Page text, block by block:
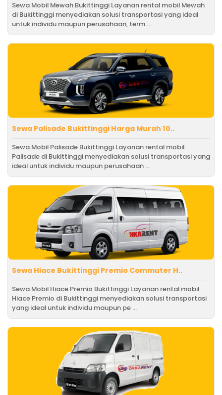
Sewa Mobil Mewah Bukittinggi Layanan rental mobil Mewah
di Bukittinggi menyediakan solusi transportasi yang ideal
untuk individu maupun perusahaan, term ...
Sewa Palisade Bukittinggi Harga Murah 10..
Sewa Mobil Palisade Bukittinggi Layanan rental mobil
Palisade di Bukittinggi menyediakan solusi transportasi yang
ideal untuk individu maupun perusahaan ...
Sewa Hiace Bukittinggi Premio Commuter H..
Sewa Mobil Hiace Premio Bukittinggi Layanan rental mobil
Hiace Premio di Bukittinggi menyediakan solusi transportasi
yang ideal untuk individu maupun pe ...